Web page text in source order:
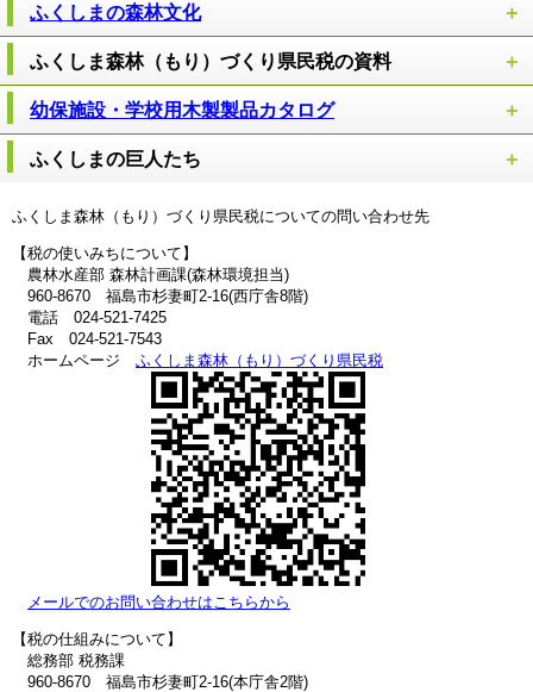
ふくしまの森林文化
ふくしま森林（もり）づくり県民税の資料
幼保施設・学校用木製製品カタログ
ふくしまの巨人たち
ふくしま森林（もり）づくり県民税についての問い合わせ先
【税の使いみちについて】
農林水産部 森林計画課(森林環境担当)
960-8670 福島市杉妻町2-16(西庁舎8階)
電話 024-521-7425
Fax 024-521-7543
ホームページ ふくしま森林（もり）づくり県民税
メールでのお問い合わせはこちらから
【税の仕組みについて】
総務部 税務課
960-8670 福島市杉妻町2-16(本庁舎2階)